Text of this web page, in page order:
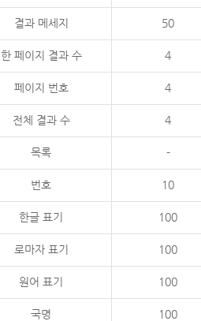
결과 메세지 50
한 페이지 결과 수 4
페이지 번호 4
전체 결과 수 4
목록 -
번호 10
한글 표기 100
로마자 표기 100
원어 표기 100
국명 100